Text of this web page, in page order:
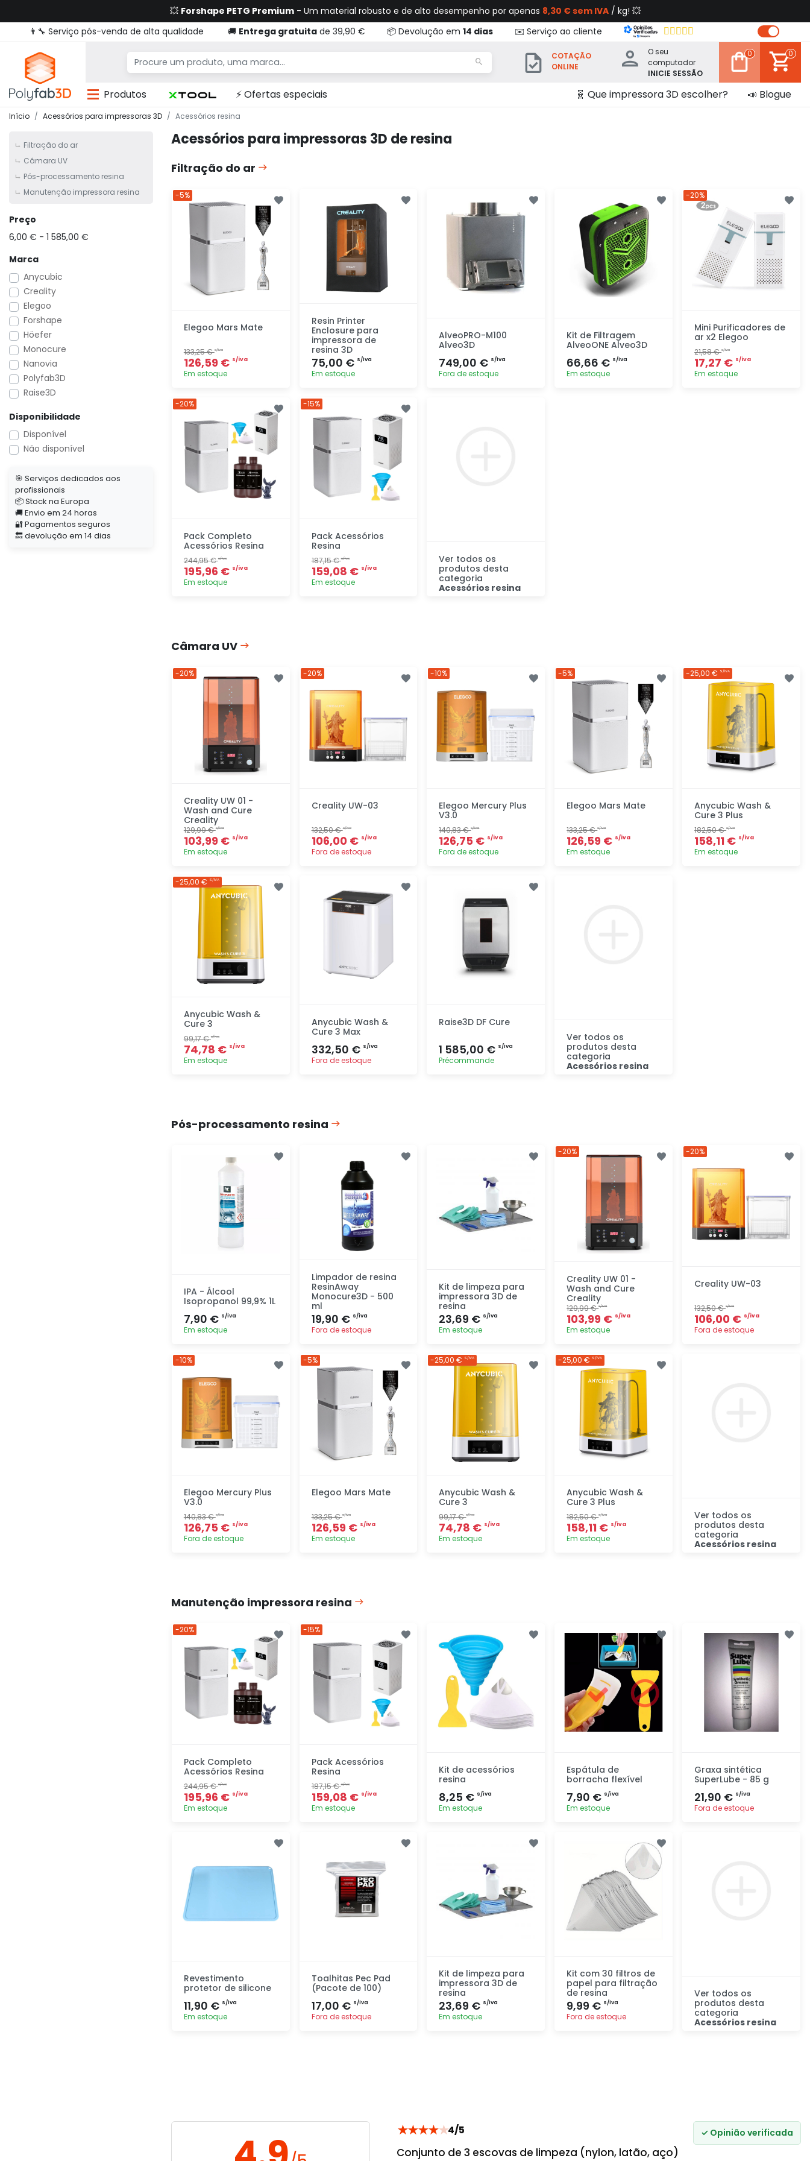
💥 Forshape PETG Premium- Um material robusto e de alto desempenho por apenas 8,30 € sem IVA/ kg! 💥
👨‍🔧 Serviço pós-venda de alta qualidade
🚚 Entrega gratuitade 39,90 € 📦 Devolução em 14 dias ✉️ Serviço ao cliente
COTAÇÃO
ONLINE
O seu
computador
INICIE SESSÃO
0 0
Produtos ⚡ Ofertas especiais 🧬 Que impressora 3D escolher? 📣 Blogue
Início Acessórios para impressoras 3D Acessórios resina
Filtração do ar
Câmara UV
Pós-processamento resina
Manutenção impressora resina
Preço
6,00 € - 1 585,00 €
Marca
Anycubic
Creality
Elegoo
Forshape
Höefer
Monocure
Nanovia
Polyfab3D
Raise3D
Disponibilidade
Disponível
Não disponível
🎯 Serviços dedicados aos
profissionais
📦 Stock na Europa
🚚 Envio em 24 horas
🔐 Pagamentos seguros
🔙 devolução em 14 dias
Acessórios para impressoras 3D de resina
Filtração do ar
Elegoo Mars Mate
133,25 €s/iva
126,59 € s/iva
Em estoque
rapidamente
-5%
Resin Printer
Enclosure para
impressora de
resina 3D
75,00 € s/iva
Em estoque
rapidamente
AlveoPRO-M100
Alveo3D
749,00 € s/iva
Fora de estoque
Kit de Filtragem
AlveoONE Alveo3D
66,66 € s/iva
Em estoque
Mini Purificadores de
ar x2 Elegoo
21,58 €s/iva
17,27 € s/iva
Em estoque
-20%
Pack Completo
Acessórios Resina
244,95 €s/iva
195,96 € s/iva
Em estoque
-20%
Pack Acessórios
Resina
187,15 €s/iva
159,08 € s/iva
Em estoque
-15%
Ver todos os
produtos desta
categoria
Acessórios resina
Câmara UV
Creality UW 01 -
Wash and Cure
Creality
129,99 €s/iva
103,99 € s/iva
Em estoque
rapidamente
-20%
Creality UW-03
132,50 €s/iva
106,00 € s/iva
Fora de estoque
rapidamente
-20%
Elegoo Mercury Plus
V3.0
140,83 €s/iva
126,75 € s/iva
Fora de estoque
-10%
Elegoo Mars Mate
133,25 €s/iva
126,59 € s/iva
Em estoque
-5%
Anycubic Wash &
Cure 3 Plus
182,50 €s/iva
158,11 € s/iva
Em estoque
-25,00 € S/IVA
Anycubic Wash &
Cure 3
99,17 €s/iva
74,78 € s/iva
Em estoque
-25,00 € S/IVA
Anycubic Wash &
Cure 3 Max
332,50 € s/iva
Fora de estoque
Raise3D DF Cure
1 585,00 € s/iva
Précommande
Ver todos os
produtos desta
categoria
Acessórios resina
Pós-processamento resina
IPA - Álcool
Isopropanol 99,9% 1L
7,90 € s/iva
Em estoque
Limpador de resina
ResinAway
Monocure3D - 500
ml
19,90 € s/iva
Fora de estoque
rapidamente
Kit de limpeza para
impressora 3D de
resina
23,69 € s/iva
Em estoque
rapidamente
Creality UW 01 -
Wash and Cure
Creality
129,99 €s/iva
103,99 € s/iva
Em estoque
rapidamente
-20%
Creality UW-03
132,50 €s/iva
106,00 € s/iva
Fora de estoque
-20%
Elegoo Mercury Plus
V3.0
140,83 €s/iva
126,75 € s/iva
Fora de estoque
-10%
Elegoo Mars Mate
133,25 €s/iva
126,59 € s/iva
Em estoque
-5%
Anycubic Wash &
Cure 3
99,17 €s/iva
74,78 € s/iva
Em estoque
-25,00 € S/IVA
Anycubic Wash &
Cure 3 Plus
182,50 €s/iva
158,11 € s/iva
Em estoque
-25,00 € S/IVA
Ver todos os
produtos desta
categoria
Acessórios resina
Manutenção impressora resina
Pack Completo
Acessórios Resina
244,95 €s/iva
195,96 € s/iva
Em estoque
-20%
Pack Acessórios
Resina
187,15 €s/iva
159,08 € s/iva
Em estoque
-15%
Kit de acessórios
resina
8,25 € s/iva
Em estoque
Espátula de
borracha flexível
7,90 € s/iva
Em estoque
rapidamente
Graxa sintética
SuperLube - 85 g
21,90 € s/iva
Fora de estoque
Revestimento
protetor de silicone
11,90 € s/iva
Em estoque
Toalhitas Pec Pad
(Pacote de 100)
17,00 € s/iva
Fora de estoque
Kit de limpeza para
impressora 3D de
resina
23,69 € s/iva
Em estoque
Kit com 30 filtros de
papel para filtração
de resina
9,99 € s/iva
Fora de estoque
Ver todos os
produtos desta
categoria
Acessórios resina
★★★★★4/5
Conjunto de 3 escovas de limpeza (nylon, latão, aço)
✓ Opinião verificada